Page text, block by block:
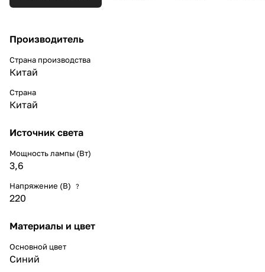
Производитель
Страна производства
Китай
Страна
Китай
Источник света
Мощность лампы (Вт)
3,6
Напряжение (В) ?
220
Материалы и цвет
Основной цвет
Синий